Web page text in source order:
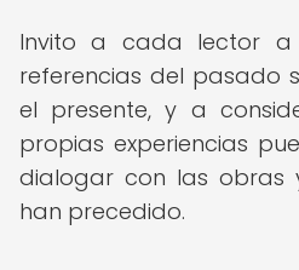
Invito a cada lector a
referencias del pasado
el presente, y a
propias experiencias
dialogar con las obras
han precedido.